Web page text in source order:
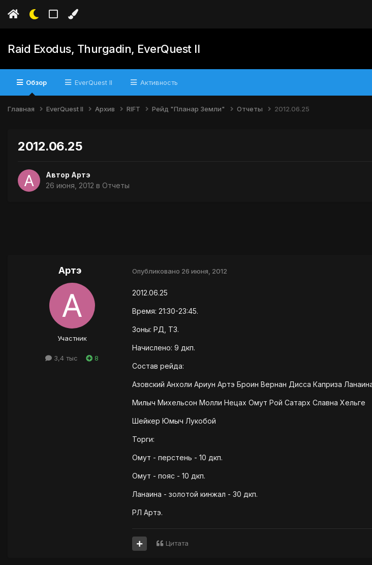
Raid Exodus, Thurgadin, EverQuest II
Обзор EverQuest II Активность
Главная EverQuest II Архив RIFT Рейд "Планар Земли" Отчеты 2012.06.25
2012.06.25
Автор Артэ
26 июня, 2012 в Отчеты
Артэ
Участник
3,4 тыс 8
Опубликовано 26 июня, 2012
2012.06.25
Время: 21:30-23:45.
Зоны: РД, ТЗ.
Начислено: 9 дкп.
Состав рейда:
Азовский Анхоли Ариун Артэ Броин Вернан Дисса Каприза
Милыч Михельсон Молли Нецах Омут Рой Сатарх Славна Хельге
Шейкер Юмыч Лукобой
Торги:
Омут - перстень - 10 дкп.
Омут - пояс - 10 дкп.
Ланаина - золотой кинжал - 30 дкп.
РЛ Артэ.
Цитата